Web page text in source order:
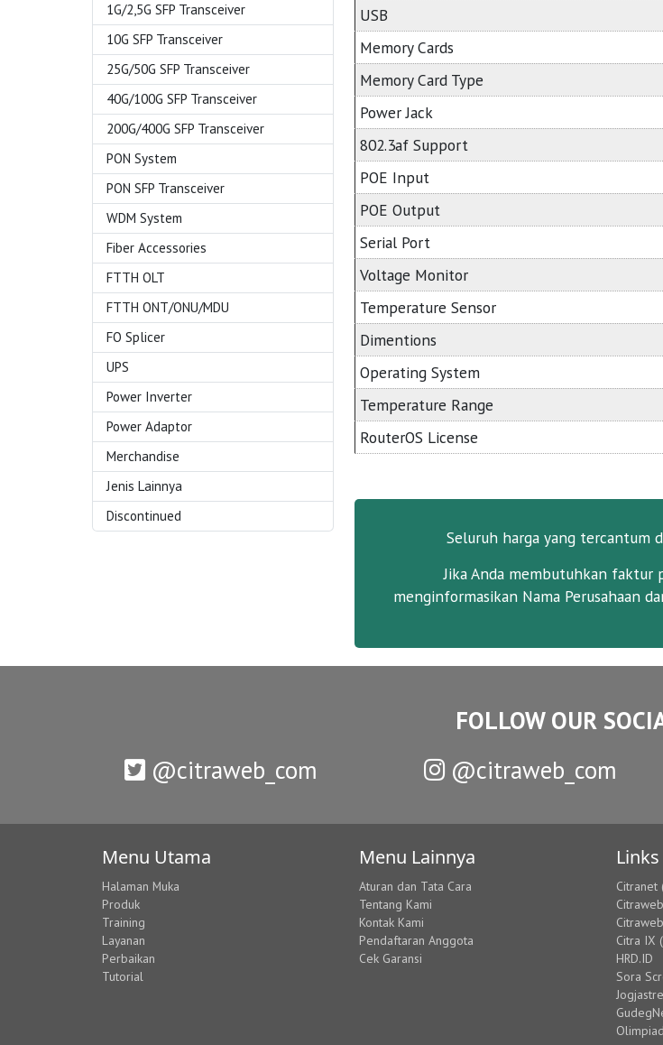
1G/2,5G SFP Transceiver
10G SFP Transceiver
25G/50G SFP Transceiver
40G/100G SFP Transceiver
200G/400G SFP Transceiver
PON System
PON SFP Transceiver
WDM System
Fiber Accessories
FTTH OLT
FTTH ONT/ONU/MDU
FO Splicer
UPS
Power Inverter
Power Adaptor
Merchandise
Jenis Lainnya
Discontinued
USB
Memory Cards
Memory Card Type
Power Jack
802.3af Support
POE Input
POE Output
Serial Port
Voltage Monitor
Temperature Sensor
Dimentions
Operating System
Temperature Range
RouterOS License
Seluruh harga yang tercantum
Jika Anda membutuhkan faktur
menginformasikan Nama Perusahaan
FOLLOW OUR
@citraweb_com
@citraweb_com
Menu Utama
Halaman Muka
Produk
Training
Layanan
Perbaikan
Tutorial
Menu Lainnya
Aturan dan Tata Cara
Tentang Kami
Kontak Kami
Pendaftaran Anggota
Cek Garansi
Links
Citranet
Citra IX
HRD.ID
Sora